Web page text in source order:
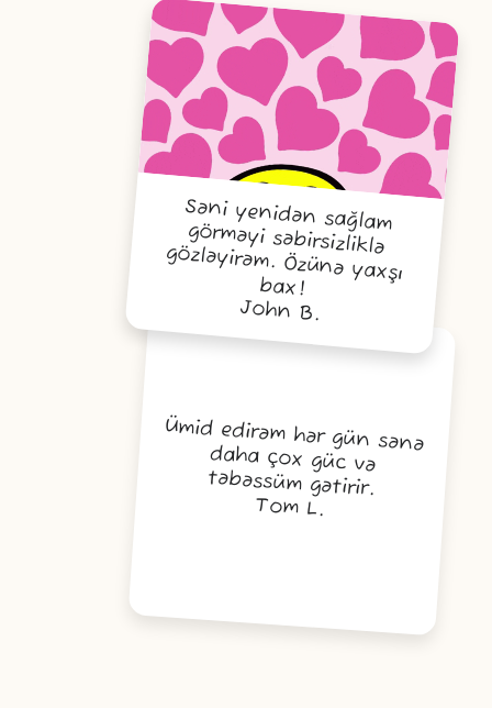
Səni yenidən sağlam
görməyi səbirsizliklə
gözləyirəm. Özünə yaxşı
bax!
John B.
Ümid edirəm hər gün sənə
daha çox güc və
təbəssüm gətirir.
Tom L.